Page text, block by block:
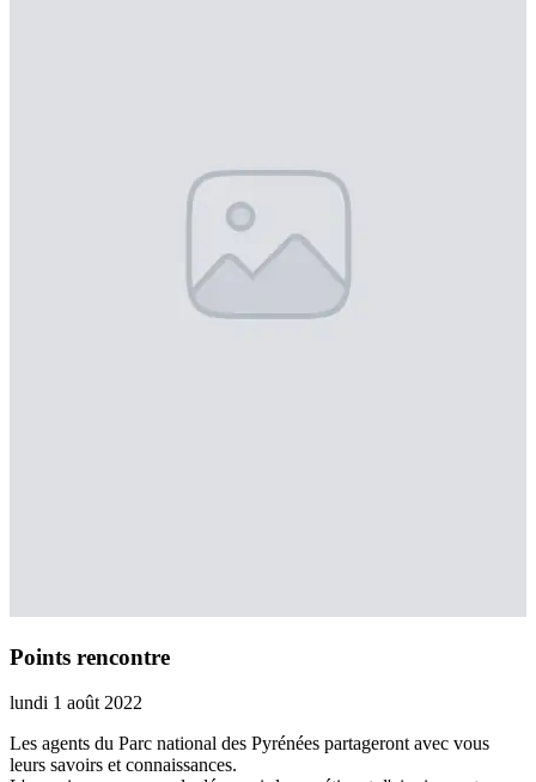
Points rencontre
lundi 1 août 2022
Les agents du Parc national des Pyrénées partageront avec vous
leurs savoirs et connaissances.